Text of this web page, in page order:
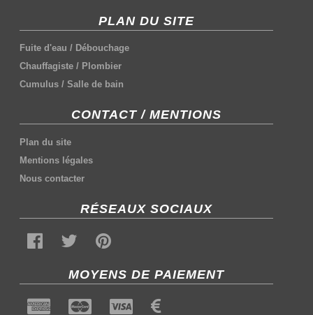
PLAN DU SITE
Fuite d'eau / Débouchage
Chauffagiste / Plombier
Cumulus /Salle de bain
CONTACT / MENTIONS
Plan du site
Mentions légales
Nous contacter
RÉSEAUX SOCIAUX
MOYENS DE PAIEMENT